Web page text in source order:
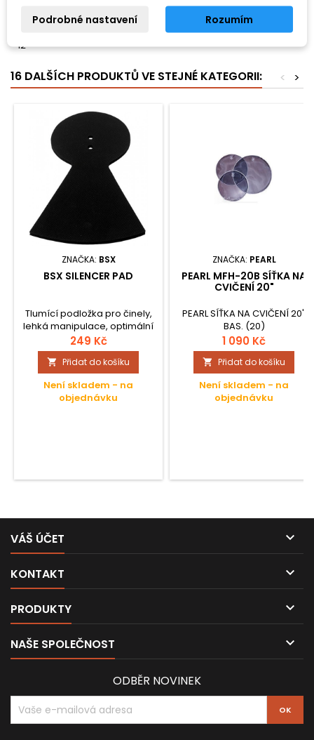
Dřevěná deska s gumovou plochou pro úder
- Vhodné pro položení na plochu
- Skvělý doplněk pro cvičení a rozehraní
- 12"
16 DALŠÍCH PRODUKTŮ VE STEJNÉ KATEGORII: >
<
ZNAČKA: BSX
BSX SILENCER PAD
Tlumící podložka pro činely,
lehká manipulace, optimální
tlumení.
249 Kč
 Přidat do košíku
Není skladem - na
objednávku
ZNAČKA: PEARL
PEARL MFH-20B SÍŤKA NA
CVIČENÍ 20"
PEARL SÍŤKA NA CVIČENÍ 20"
BAS. (20)
1 090 Kč
 Přidat do košíku
Není skladem - na
objednávku
VÁŠ ÚČET 
KONTAKT 
PRODUKTY 
NAŠE SPOLEČNOST 
ODBĚR NOVINEK
Podrobné nastavení Rozumím